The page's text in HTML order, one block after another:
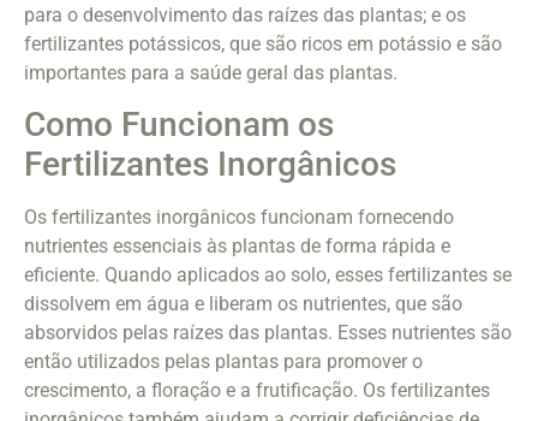
para o desenvolvimento das raízes das plantas; e os
fertilizantes potássicos, que são ricos em potássio e são
importantes para a saúde geral das plantas.
Como Funcionam os
Fertilizantes Inorgânicos
Os fertilizantes inorgânicos funcionam fornecendo
nutrientes essenciais às plantas de forma rápida e
eficiente. Quando aplicados ao solo, esses fertilizantes se
dissolvem em água e liberam os nutrientes, que são
absorvidos pelas raízes das plantas. Esses nutrientes são
então utilizados pelas plantas para promover o
crescimento, a floração e a frutificação. Os fertilizantes